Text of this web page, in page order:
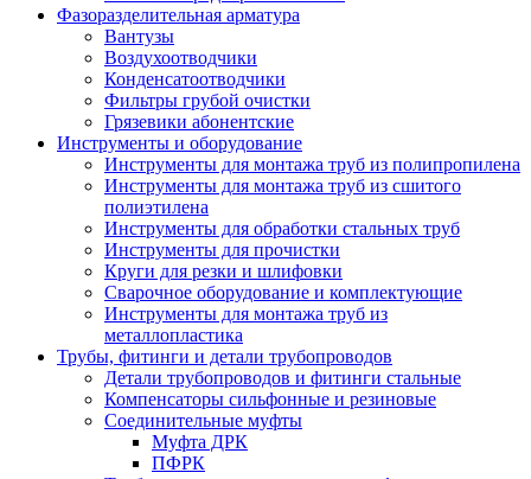
Фазоразделительная арматура
Вантузы
Воздухоотводчики
Конденсатоотводчики
Фильтры грубой очистки
Грязевики абонентские
Инструменты и оборудование
Инструменты для монтажа труб из полипропилена
Инструменты для монтажа труб из сшитого
полиэтилена
Инструменты для обработки стальных труб
Инструменты для прочистки
Круги для резки и шлифовки
Сварочное оборудование и комплектующие
Инструменты для монтажа труб из
металлопластика
Трубы, фитинги и детали трубопроводов
Детали трубопроводов и фитинги стальные
Компенсаторы сильфонные и резиновые
Соединительные муфты
Муфта ДРК
ПФРК